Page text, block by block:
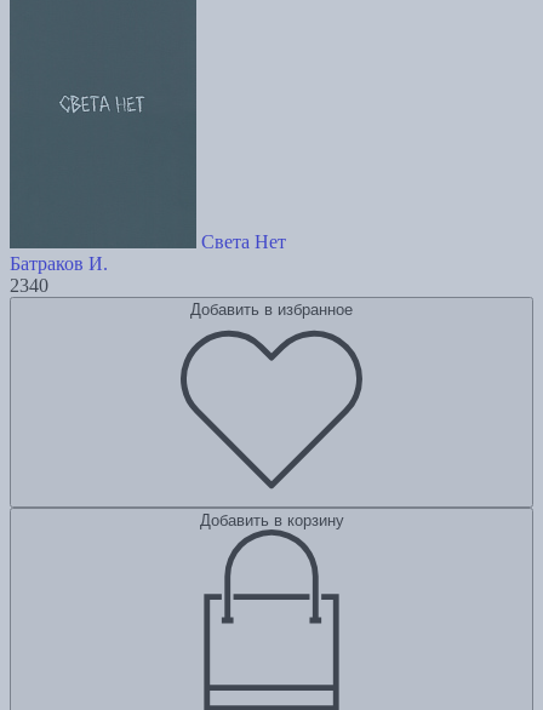
Света Нет
Батраков И.
2340
Добавить в избранное
Добавить в корзину